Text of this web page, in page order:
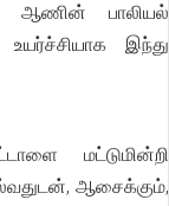
ஆணின் பாலியல்
இந்து
மட்டுமின்றி
ஆசைக்கும்,